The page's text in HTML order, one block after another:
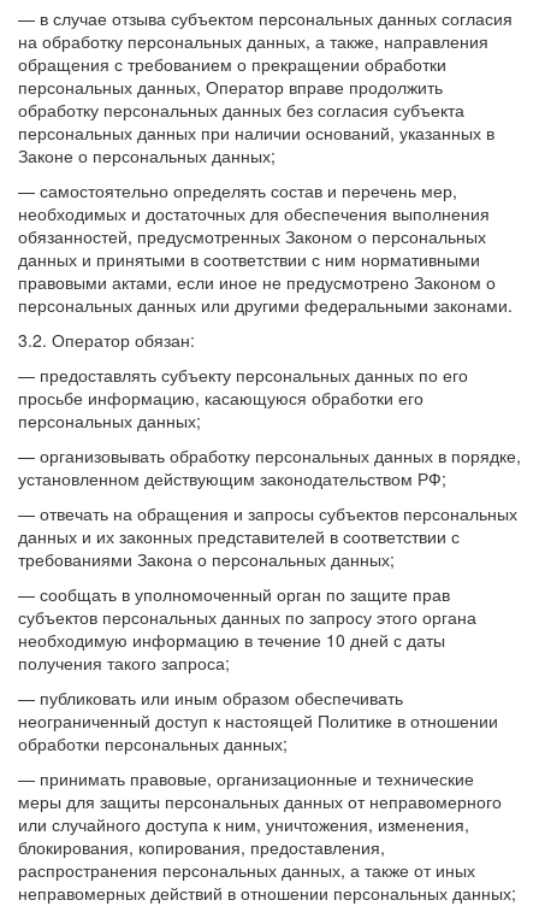
— в случае отзыва субъектом персональных данных согласия
на обработку персональных данных, а также, направления
обращения с требованием о прекращении обработки
персональных данных, Оператор вправе продолжить
обработку персональных данных без согласия субъекта
персональных данных при наличии оснований, указанных в
Законе о персональных данных;
— самостоятельно определять состав и перечень мер,
необходимых и достаточных для обеспечения выполнения
обязанностей, предусмотренных Законом о персональных
данных и принятыми в соответствии с ним нормативными
правовыми актами, если иное не предусмотрено Законом о
персональных данных или другими федеральными законами.
3.2. Оператор обязан:
— предоставлять субъекту персональных данных по его
просьбе информацию, касающуюся обработки его
персональных данных;
— организовывать обработку персональных данных в порядке,
установленном действующим законодательством РФ;
— отвечать на обращения и запросы субъектов персональных
данных и их законных представителей в соответствии с
требованиями Закона о персональных данных;
— сообщать в уполномоченный орган по защите прав
субъектов персональных данных по запросу этого органа
необходимую информацию в течение 10 дней с даты
получения такого запроса;
— публиковать или иным образом обеспечивать
неограниченный доступ к настоящей Политике в отношении
обработки персональных данных;
— принимать правовые, организационные и технические
меры для защиты персональных данных от неправомерного
или случайного доступа к ним, уничтожения, изменения,
блокирования, копирования, предоставления,
распространения персональных данных, а также от иных
неправомерных действий в отношении персональных данных;